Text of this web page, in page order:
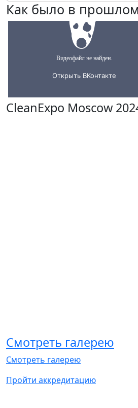
Как было в
CleanExpo Moscow
Смотреть галерею
Смотреть галерею
Пройти аккредитацию